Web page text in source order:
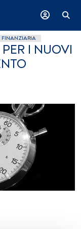
FINANZIARIA
I NUOVI